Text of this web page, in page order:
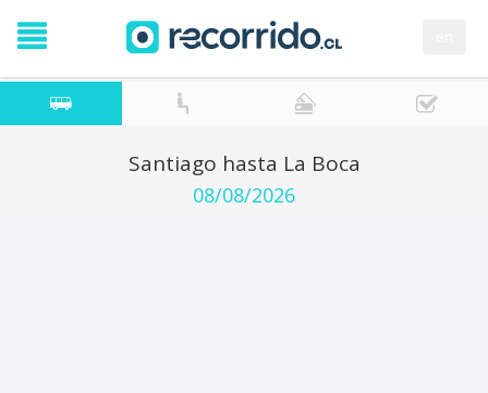
Santiago hasta La Boca
08/08/2026